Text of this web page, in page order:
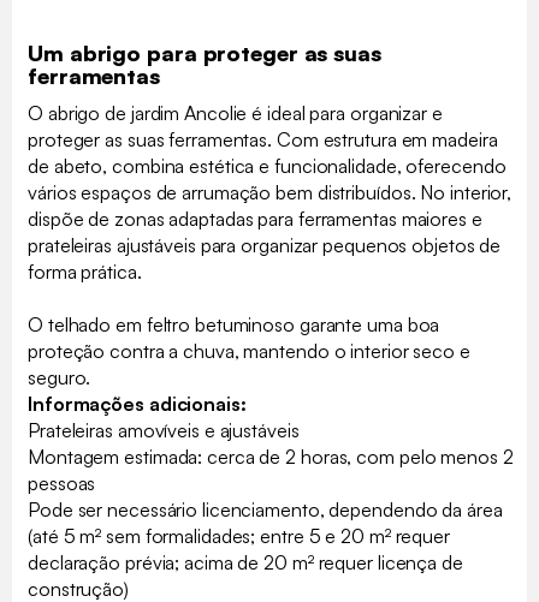
Um abrigo para proteger as suas
ferramentas
O abrigo de jardim Ancolie é ideal para organizar e
proteger as suas ferramentas. Com estrutura em madeira
de abeto, combina estética e funcionalidade, oferecendo
vários espaços de arrumação bem distribuídos. No interior,
dispõe de zonas adaptadas para ferramentas maiores e
prateleiras ajustáveis para organizar pequenos objetos de
forma prática.
O telhado em feltro betuminoso garante uma boa
proteção contra a chuva, mantendo o interior seco e
seguro.
Informações adicionais:
Prateleiras amovíveis e ajustáveis
Montagem estimada: cerca de 2 horas, com pelo menos 2
pessoas
Pode ser necessário licenciamento, dependendo da área
(até 5 m² sem formalidades; entre 5 e 20 m² requer
declaração prévia; acima de 20 m² requer licença de
construção)